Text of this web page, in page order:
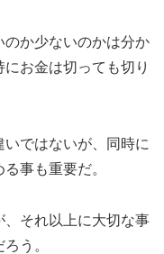
か少ないのかは分か
お金は切っても切り
ではないが、同時に
事も重要だ。
それ以上に大切な事
う。